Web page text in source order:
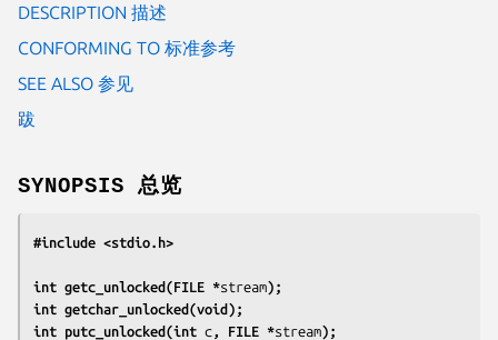
DESCRIPTION 描述
CONFORMING TO 标准参考
SEE ALSO 参见
跋
SYNOPSIS 总览
#include <stdio.h>
int getc_unlocked(FILE *stream);
int getchar_unlocked(void);
int putc_unlocked(int c , FILE *stream);